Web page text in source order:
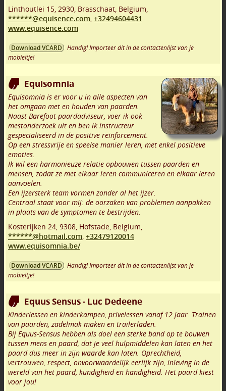
Linthoutlei 15, 2930, Brasschaat, Belgium,
******@equisence.com, +32494604431
www.equisence.com
Download VCARD
Handig! Importeer dit in de contactenlijst van je
mobieltje!
Equisomnia
Equisomnia is er voor u in alle aspecten van
het omgaan met en houden van paarden.
Naast Barefoot paardadviseur, voer ik ook
mestonderzoek uit en ben ik instructeur
gespecialiseerd in de positive reinforcement.
Op een stressvrije en speelse manier leren, met enkel positieve
emoties.
Ik wil een harmonieuze relatie opbouwen tussen paarden en
mensen, zodat ze met elkaar leren communiceren en elkaar leren
aanvoelen.
Een ijzersterk team vormen zonder al het ijzer.
Centraal staat voor mij: de oorzaken van problemen aanpakken
in plaats van de symptomen te bestrijden.
Kosterijken 24, 9308, Hofstade, Belgium,
******@hotmail.com, +32479120014
www.equisomnia.be/
Download VCARD
Handig! Importeer dit in de contactenlijst van je
mobieltje!
Equus Sensus - Luc Dedeene
Kinderlessen en kinderkampen, privelessen vanaf 12 jaar. Trainen
van paarden, zadelmak maken en trailerladen.
Bij Equus-Sensus hebben als doel een sterke band op te bouwen
tussen mens en paard, dat je veel hulpmiddelen kan laten en het
paard dus meer in zijn waarde kan laten. Oprechtheid,
vertrouwen, respect, onvoorwaardelijk eerlijk zijn, inleving in de
wereld van het paard, kundigheid en handigheid. Het paard kiest
voor jou!